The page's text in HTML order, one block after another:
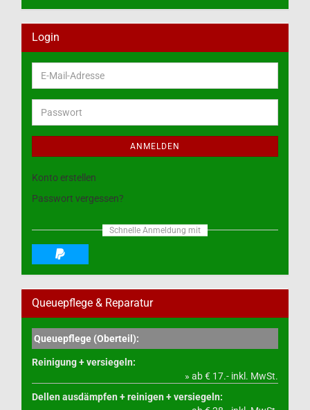
Login
E-
Mail-
Adresse
Passwort
ANMELDEN
Konto erstellen
Passwort vergessen?
Schnelle Anmeldung mit
Queuepflege & Reparatur
Queuepflege (Oberteil):
Reinigung + versiegeln:
» ab € 17.- inkl. MwSt.
Dellen ausdämpfen + reinigen + versiegeln: